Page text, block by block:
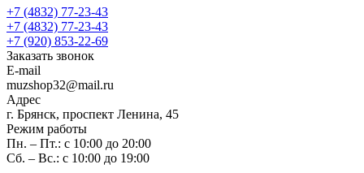
+7 (4832) 77-23-43
+7 (4832) 77-23-43
+7 (920) 853-22-69
Заказать звонок
E-mail
muzshop32@mail.ru
Адрес
г. Брянск, проспект Ленина, 45
Режим работы
Пн. – Пт.: с 10:00 до 20:00
Сб. – Вс.: с 10:00 до 19:00